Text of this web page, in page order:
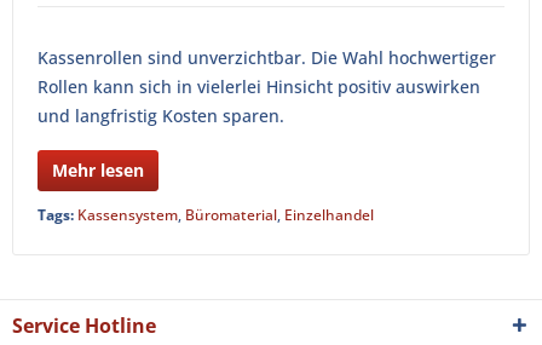
Kassenrollen sind unverzichtbar. Die Wahl hochwertiger
Rollen kann sich in vielerlei Hinsicht positiv auswirken
und langfristig Kosten sparen.
Mehr lesen
Tags: Kassensystem, Büromaterial, Einzelhandel
Service Hotline